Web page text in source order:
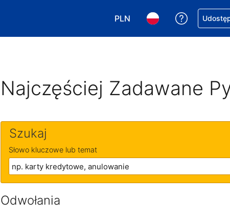
PLN
Wybierz walutę. Wybrana
Wybierz język.
Uzyskaj
Najczęściej Zadawane
Szukaj
Słowo kluczowe lub temat
Odwołania